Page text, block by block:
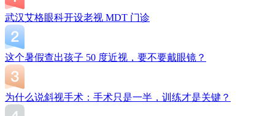
武汉艾格眼科开设老视 MDT 门诊
这个暑假查出孩子 50 度近视，要不要戴眼镜？
为什么说斜视手术：手术只是一半，训练才是关键？